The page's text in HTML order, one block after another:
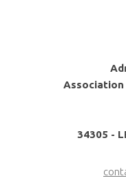
Association
34305 -